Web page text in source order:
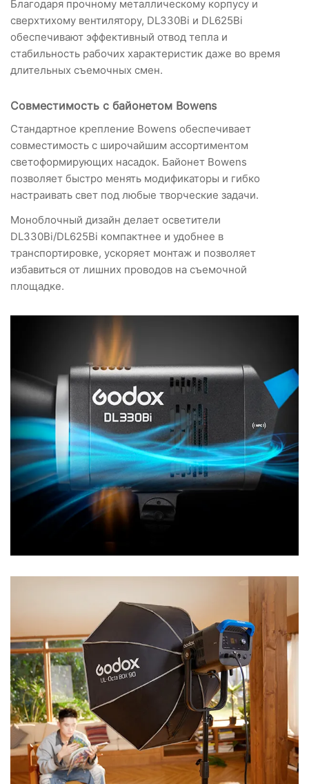
Благодаря прочному металлическому корпусу и
сверхтихому вентилятору, DL330Bi и DL625Bi
обеспечивают эффективный отвод тепла и
стабильность рабочих характеристик даже во время
длительных съемочных смен.
Совместимость с байонетом Bowens
Стандартное крепление Bowens обеспечивает
совместимость с широчайшим ассортиментом
светоформирующих насадок. Байонет Bowens
позволяет быстро менять модификаторы и гибко
настраивать свет под любые творческие задачи.
Моноблочный дизайн делает осветители
DL330Bi/DL625Bi компактнее и удобнее в
транспортировке, ускоряет монтаж и позволяет
избавиться от лишних проводов на съемочной
площадке.